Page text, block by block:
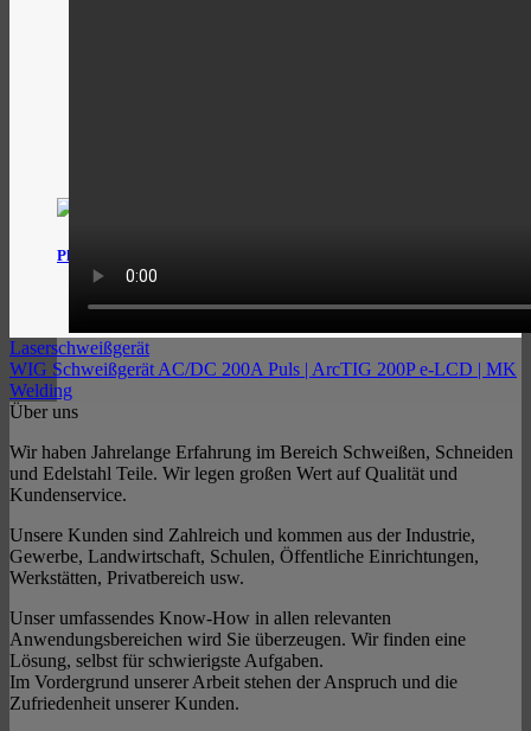
Plasmaschneider
Laserschweißgerät
WIG Schweißgerät AC/DC 200A Puls | ArcTIG 200P e-LCD | MK
Welding
Über uns
Wir haben Jahrelange Erfahrung im Bereich Schweißen, Schneiden
und Edelstahl Teile. Wir legen großen Wert auf Qualität und
Kundenservice.
Unsere Kunden sind Zahlreich und kommen aus der Industrie,
Gewerbe, Landwirtschaft, Schulen, Öffentliche Einrichtungen,
Werkstätten, Privatbereich usw.
Unser umfassendes Know-How in allen relevanten
Anwendungsbereichen wird Sie überzeugen. Wir finden eine
Lösung, selbst für schwierigste Aufgaben.
Im Vordergrund unserer Arbeit stehen der Anspruch und die
Zufriedenheit unserer Kunden.